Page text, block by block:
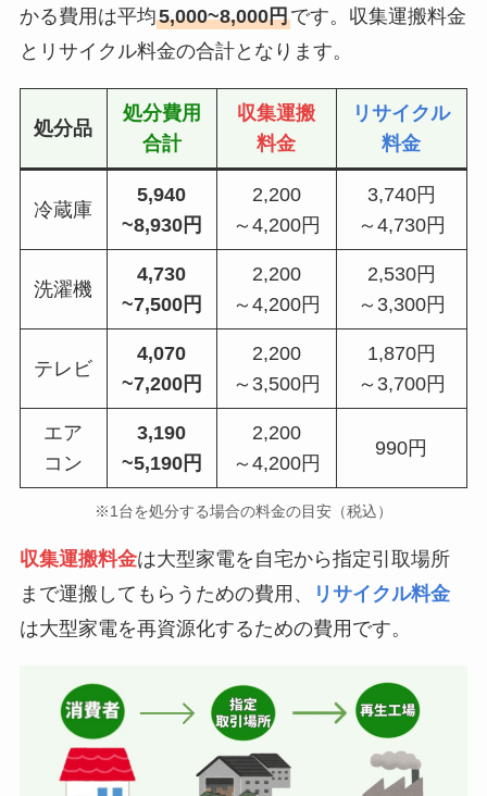
かる費用は平均5,000~8,000円です。収集運搬料金
とリサイクル料金の合計となります。
処分品
処分費用
合計
収集運搬
料金
リサイクル
料金
冷蔵庫
5,940
~8,930円
2,200
～4,200円
3,740円
～4,730円
洗濯機
4,730
~7,500円
2,200
～4,200円
2,530円
～3,300円
テレビ
4,070
~7,200円
2,200
～3,500円
1,870円
～3,700円
エア
コン
3,190
~5,190円
2,200
～4,200円
990円
※1台を処分する場合の料金の目安（税込）
収集運搬料金は大型家電を自宅から指定引取場所
まで運搬してもらうための費用、
リサイクル料金
は大型家電を再資源化するための費用です。